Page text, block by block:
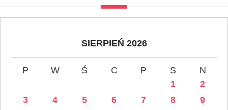
SIERPIEŃ 2026
P W Ś C P S
N
1
2
3
4 5 6 7 8 9